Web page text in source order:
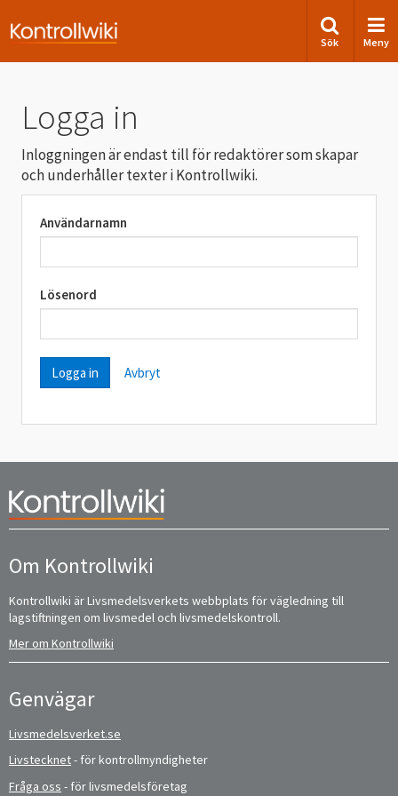
Sök Meny
Logga in
Inloggningen är endast till för redaktörer som skapar
och underhåller texter i Kontrollwiki.
Användarnamn
Lösenord
Avbryt
Om Kontrollwiki
Kontrollwiki är Livsmedelsverkets webbplats för vägledning till
lagstiftningen om livsmedel och livsmedelskontroll.
Mer om Kontrollwiki
Genvägar
Livsmedelsverket.se
Livstecknet- för kontrollmyndigheter
Fråga oss - för livsmedelsföretag